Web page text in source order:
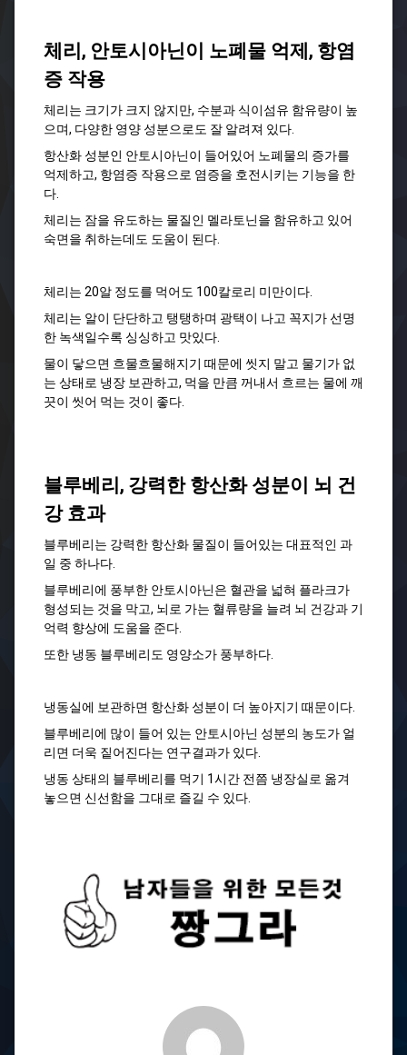
체리, 안토시아닌이 노폐물 억제, 항염
증 작용
체리는 크기가 크지 않지만, 수분과 식이섬유 함유량이 높
으며, 다양한 영양 성분으로도 잘 알려져 있다.
항산화 성분인 안토시아닌이 들어있어 노폐물의 증가를
억제하고, 항염증 작용으로 염증을 호전시키는 기능을 한
다.
체리는 잠을 유도하는 물질인 멜라토닌을 함유하고 있어
숙면을 취하는데도 도움이 된다.
체리는 20알 정도를 먹어도 100칼로리 미만이다.
체리는 알이 단단하고 탱탱하며 광택이 나고 꼭지가 선명
한 녹색일수록 싱싱하고 맛있다.
물이 닿으면 흐물흐물해지기 때문에 씻지 말고 물기가 없
는 상태로 냉장 보관하고, 먹을 만큼 꺼내서 흐르는 물에 깨
끗이 씻어 먹는 것이 좋다.
블루베리, 강력한 항산화 성분이 뇌 건
강 효과
블루베리는 강력한 항산화 물질이 들어있는 대표적인 과
일 중 하나다.
블루베리에 풍부한 안토시아닌은 혈관을 넓혀 플라크가
형성되는 것을 막고, 뇌로 가는 혈류량을 늘려 뇌 건강과 기
억력 향상에 도움을 준다.
또한 냉동 블루베리도 영양소가 풍부하다.
냉동실에 보관하면 항산화 성분이 더 높아지기 때문이다.
블루베리에 많이 들어 있는 안토시아닌 성분의 농도가 얼
리면 더욱 짙어진다는 연구결과가 있다.
냉동 상태의 블루베리를 먹기 1시간 전쯤 냉장실로 옮겨
놓으면 신선함을 그대로 즐길 수 있다.